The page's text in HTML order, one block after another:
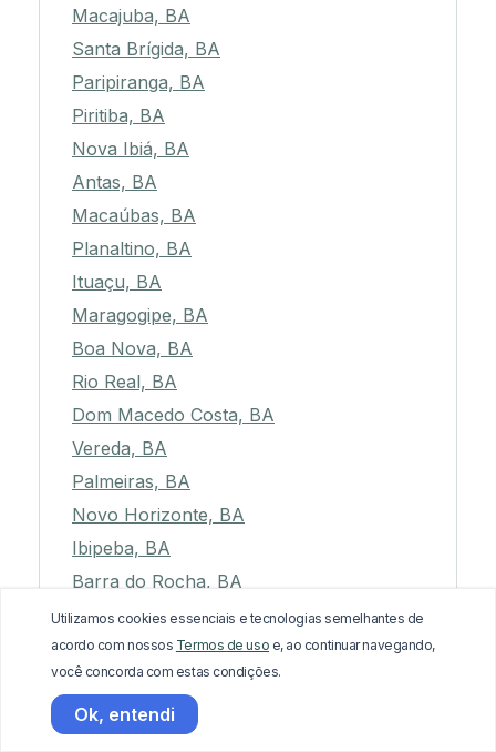
Macajuba, BA
Santa Brígida, BA
Paripiranga, BA
Piritiba, BA
Nova Ibiá, BA
Antas, BA
Macaúbas, BA
Planaltino, BA
Ituaçu, BA
Maragogipe, BA
Boa Nova, BA
Rio Real, BA
Dom Macedo Costa, BA
Vereda, BA
Palmeiras, BA
Novo Horizonte, BA
Ibipeba, BA
Barra do Rocha, BA
Miguel Calmon, BA
Cipó, BA
Valente, BA
Sítio do Mato, BA
Utilizamos cookies essenciais e tecnologias semelhantes de
acordo com nossos Termos de uso e, ao continuar navegando,
você concorda com estas condições.
Ok, entendi